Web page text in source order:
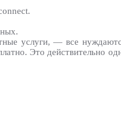
услуги, — все
Это действительно